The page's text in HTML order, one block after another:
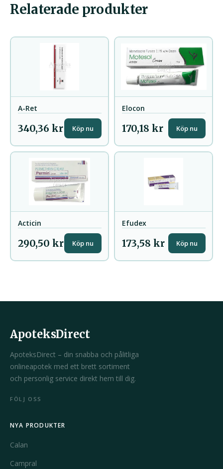
Relaterade produkter
A-Ret
340,36 kr Köp nu
Elocon
170,18 kr Köp nu
Acticin
290,50 kr Köp nu
Efudex
173,58 kr Köp nu
ApoteksDirect
ApoteksDirect – din snabba och pålitliga
onlineapotek med ett brett sortiment
och personlig service direkt hem till dig.
FÖLJ OSS
NYA PRODUKTER
Calan
Campral